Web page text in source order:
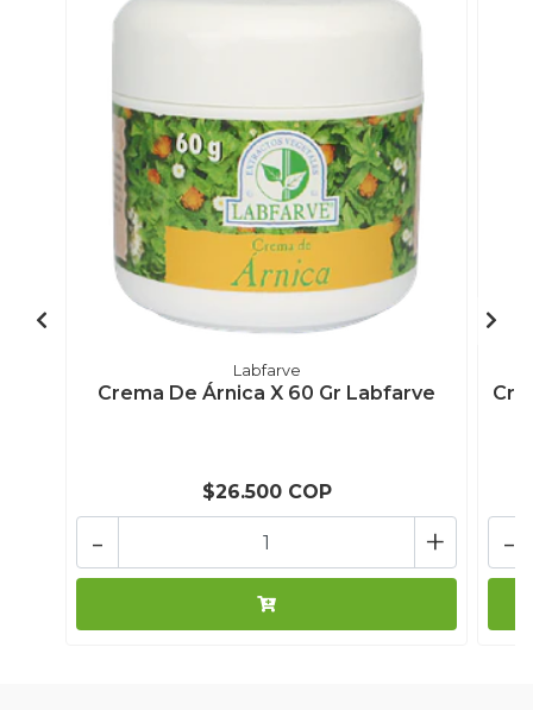
Labfarve
Crema De Árnica X 60 Gr Labfarve
$26.500 COP
+
- -